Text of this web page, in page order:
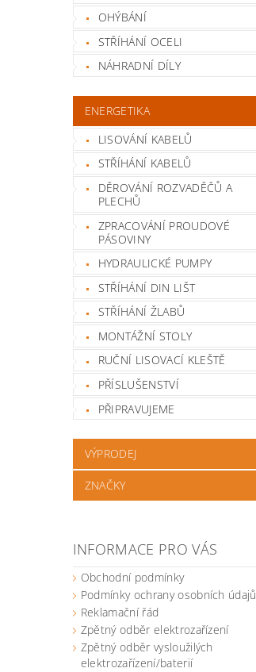
OHÝBÁNÍ
STŘÍHÁNÍ OCELI
NÁHRADNÍ DÍLY
ENERGETIKA
LISOVÁNÍ KABELŮ
STŘÍHÁNÍ KABELŮ
DĚROVÁNÍ ROZVADĚČŮ A
PLECHŮ
ZPRACOVÁNÍ PROUDOVÉ
PÁSOVINY
HYDRAULICKÉ PUMPY
STŘÍHÁNÍ DIN LIŠT
STŘÍHÁNÍ ŽLABŮ
MONTÁŽNÍ STOLY
RUČNÍ LISOVACÍ KLEŠTĚ
PŘÍSLUŠENSTVÍ
PŘIPRAVUJEME
VÝPRODEJ
ZNAČKY
INFORMACE PRO VÁS
Obchodní podmínky
Podmínky ochrany osobních údajů
Reklamační řád
Zpětný odběr elektrozařízení
Zpětný odběr vysloužilých
elektrozařízení/baterií